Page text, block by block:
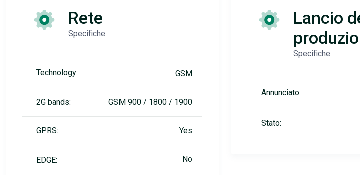
Rete
Specifiche
Technology: GSM
2G bands: GSM 900 / 1800 / 1900
GPRS: Yes
EDGE: No
Lancio
Specifiche
Annunciato:
Stato: